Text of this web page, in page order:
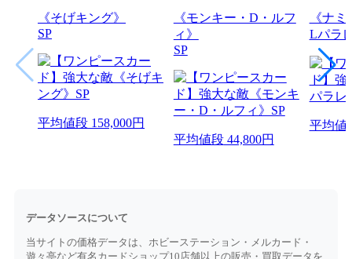
《そげキング》
SP
平均値段 158,000円
《モンキー・D・ルフ
ィ》
SP
平均値段44,800円
《ナミ
Lパラ
平均値
データソースについて
当サイトの価格データは、ホビーステーション・メルカード・
遊々亭など有名カードショップ10店舗以上の販売・買取データを